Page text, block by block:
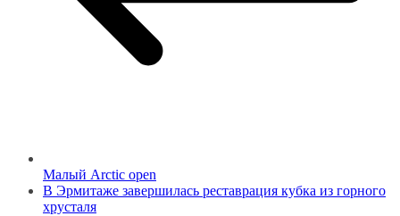
Малый Arctic open
В Эрмитаже завершилась реставрация кубка из горного
хрусталя